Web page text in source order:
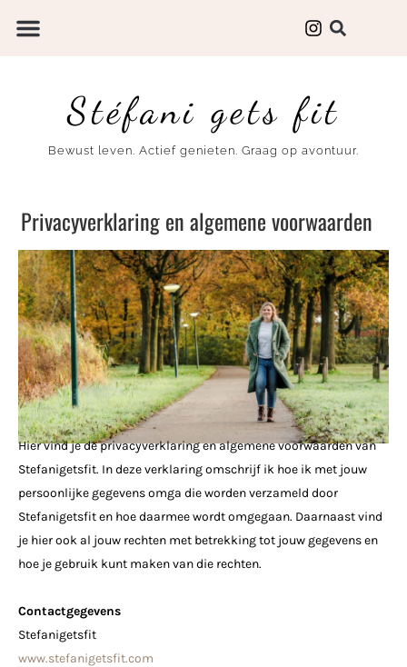
Stéfani gets fit
Bewust leven. Actief genieten. Graag op avontuur.
Privacyverklaring en algemene voorwaarden
Hier vind je de privacyverklaring en algemene voorwaarden van
Stefanigetsfit. In deze verklaring omschrijf ik hoe ik met jouw
persoonlijke gegevens omga die worden verzameld door
Stefanigetsfit en hoe daarmee wordt omgegaan. Daarnaast vind
je hier ook al jouw rechten met betrekking tot jouw gegevens en
hoe je gebruik kunt maken van die rechten.
Contactgegevens
Stefanigetsfit
www.stefanigetsfit.com